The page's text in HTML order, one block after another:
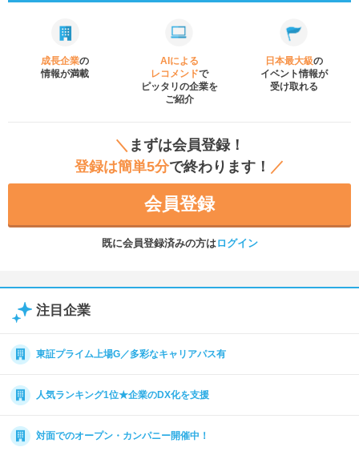
成長企業の
情報が満載
AIによる
レコメンドで
ピッタリの企業を
ご紹介
日本最大級の
イベント情報が
受け取れる
＼ まずは会員登録！
登録は簡単5分で終わります！ ／
会員登録
既に会員登録済みの方はログイン
注目企業
東証プライム上場G／多彩なキャリアパス有
人気ランキング1位★企業のDX化を支援
対面でのオープン・カンパニー開催中！